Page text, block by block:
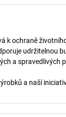
k ochraně
udržitelnou
a spravedlivých
a naší